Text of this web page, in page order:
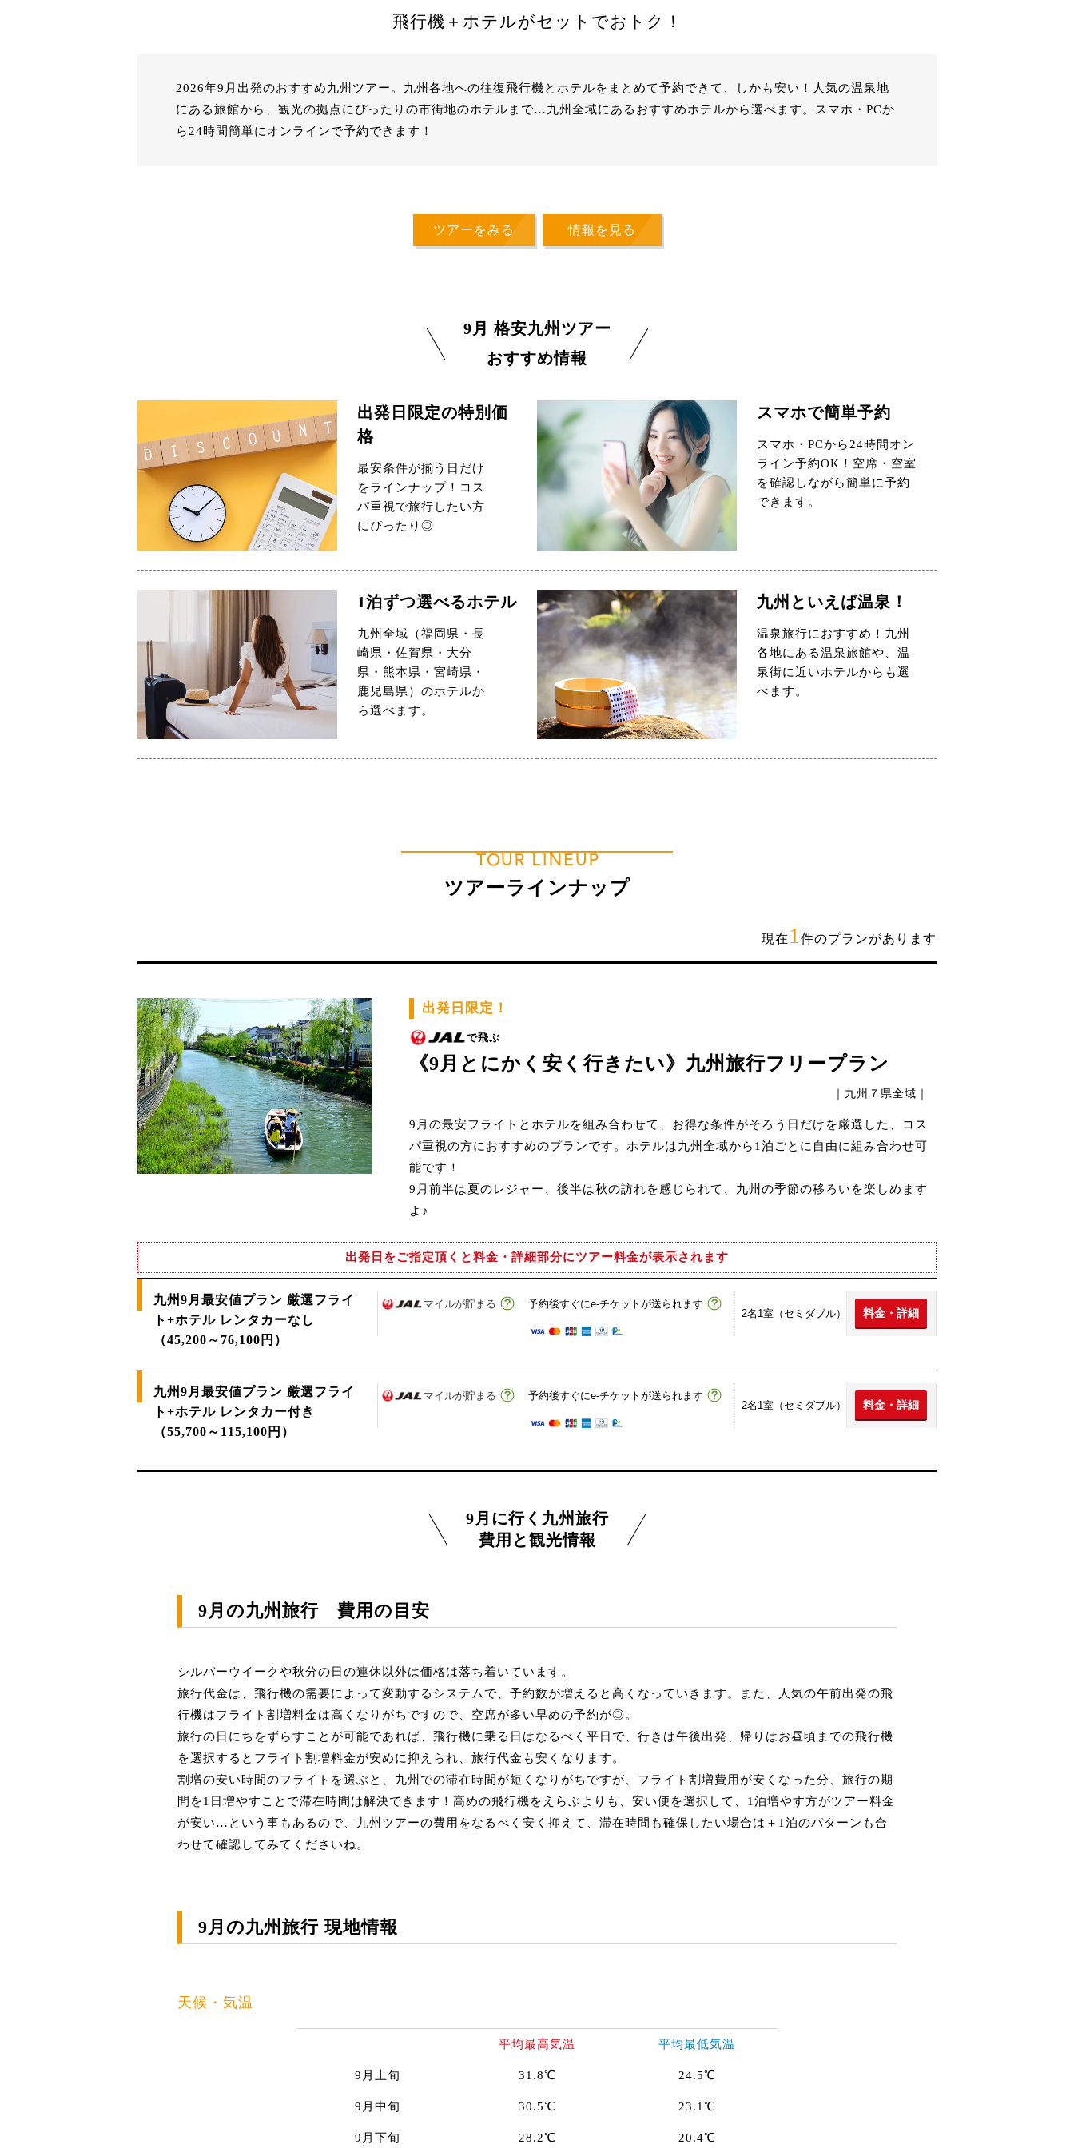
飛行機＋ホテルがセットでおトク！
2026年9月出発のおすすめ九州ツアー。九州各地への往復飛行機とホテルをまとめて予約できて、しかも安い！人気の温泉地
にある旅館から、観光の拠点にぴったりの市街地のホテルまで…九州全域にあるおすすめホテルから選べます。スマホ・PCか
ら24時間簡単にオンラインで予約できます！
ツアーをみる 情報を見る
9月 格安九州ツアー
おすすめ情報
出発日限定の特別価
格
最安条件が揃う日だけ
をラインナップ！コス
パ重視で旅行したい方
にぴったり◎
スマホで簡単予約
スマホ・PCから24時間オン
ライン予約OK！空席・空室
を確認しながら簡単に予約
できます。
1泊ずつ選べるホテル
九州全域（福岡県・長
崎県・佐賀県・大分
県・熊本県・宮崎県・
鹿児島県）のホテルか
ら選べます。
九州といえば温泉！
温泉旅行におすすめ！九州
各地にある温泉旅館や、温
泉街に近いホテルからも選
べます。
TOUR LINEUP
ツアーラインナップ
現在 1 件のプランがあります
出発日限定！
で飛ぶ
《9月とにかく安く行きたい》九州旅行フリープラン
｜九州７県全域｜
9月の最安フライトとホテルを組み合わせて、お得な条件がそろう日だけを厳選した、コス
パ重視の方におすすめのプランです。ホテルは九州全域から1泊ごとに自由に組み合わせ可
能です！
9月前半は夏のレジャー、後半は秋の訪れを感じられて、九州の季節の移ろいを楽しめます
よ♪
出発日をご指定頂くと料金・詳細部分にツアー料金が表示されます
九州9月最安値プラン 厳選フライ
ト+ホテル レンタカーなし
（45,200～76,100円）
マイルが貯まる
予約後すぐにe-チケットが送られます
2名1室（セミダブル）
料金・詳細
九州9月最安値プラン 厳選フライ
ト+ホテル レンタカー付き
（55,700～115,100円）
マイルが貯まる
予約後すぐにe-チケットが送られます
2名1室（セミダブル）
料金・詳細
9月に行く九州旅行
費用と観光情報
9月の九州旅行 費用の目安
シルバーウイークや秋分の日の連休以外は価格は落ち着いています。
旅行代金は、飛行機の需要によって変動するシステムで、予約数が増えると高くなっていきます。また、人気の午前出発の飛
行機はフライト割増料金は高くなりがちですので、空席が多い早めの予約が◎。
旅行の日にちをずらすことが可能であれば、飛行機に乗る日はなるべく平日で、行きは午後出発、帰りはお昼頃までの飛行機
を選択するとフライト割増料金が安めに抑えられ、旅行代金も安くなります。
割増の安い時間のフライトを選ぶと、九州での滞在時間が短くなりがちですが、フライト割増費用が安くなった分、旅行の期
間を1日増やすことで滞在時間は解決できます！高めの飛行機をえらぶよりも、安い便を選択して、1泊増やす方がツアー料金
が安い…という事もあるので、九州ツアーの費用をなるべく安く抑えて、滞在時間も確保したい場合は＋1泊のパターンも合
わせて確認してみてくださいね。
9月の九州旅行 現地情報
天候・気温
平均最高気温 平均最低気温
9月上旬 31.8℃ 24.5℃
9月中旬 30.5℃ 23.1℃
9月下旬 28.2℃ 20.4℃